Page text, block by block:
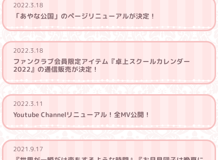
2022.3.18
「あやな公国」のページリニューアルが決定！
2022.3.18
ファンクラブ会員限定アイテム『卓上スクールカレンダー
2022』の通信販売が決定！
2022.3.11
Youtube Channelリニューアル！全MV公開！
2021.9.17